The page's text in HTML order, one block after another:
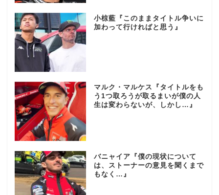
小椋藍『このままタイトル争いに
加わって行ければと思う』
マルク・マルケス『タイトルをも
う1つ取ろうが取るまいが僕の人
生は変わらないが、しかし…』
バニャイア『僕の現状について
は、ストーナーの意見を聞くまで
もなく…』